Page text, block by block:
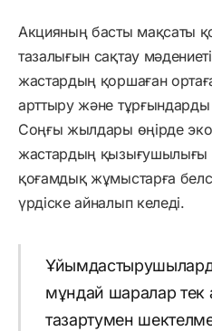
Акцияның басты мақсаты
тазалығын сақтау
жастардың қоршаған
арттыру және тұрғындарды
Соңғы жылдары өңірде
жастардың қызығушылығы
қоғамдық жұмыстарға
үрдіске айналып келеді.
мұндай шаралар тек
тазартумен